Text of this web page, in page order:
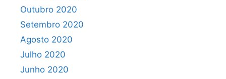
Outubro 2020
Setembro 2020
Agosto 2020
Julho 2020
Junho 2020